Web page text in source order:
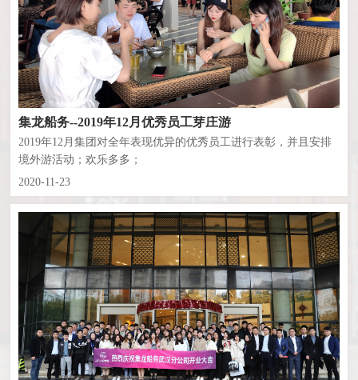
集龙船务--2019年12月优秀员工芽庄游
2019年12月集团对全年表现优异的优秀员工进行表彰，并且安排
境外游活动；欢乐多多；
2020-11-23